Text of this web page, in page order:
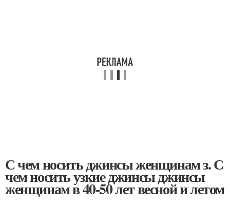
С чем носить джинсы женщинам з. С
чем носить узкие джинсы джинсы
женщинам в 40-50 лет весной и летом